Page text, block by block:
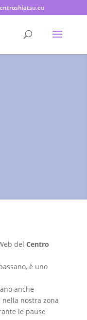
del Centro
è uno
anche
nostra zona
le pause